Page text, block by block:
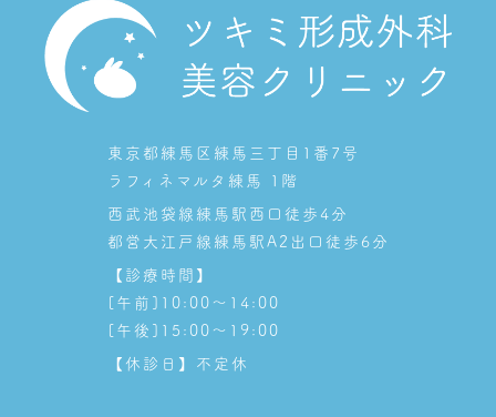
東京都練馬区練馬三丁目1番7号
ラフィネマルタ練馬 1階
西武池袋線練馬駅西口徒歩4分
都営大江戸線練馬駅A2出口徒歩6分
【診療時間】
[午前]10:00～14:00
[午後]15:00～19:00
【休診日】不定休